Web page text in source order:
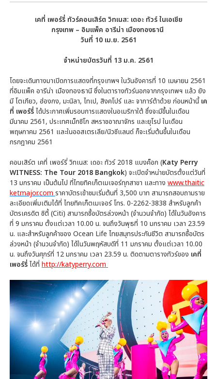
เคที่ เพอร์รี่ ทัวร์คอนเสิร์ต วิทเนส: เดอะ ทัวร์ ในเอเชีย
กรุงเทพ – อิมแพ็ค อารีน่า เมืองทองธานี
วันที่ 10 เม.ย. 2561
จำหน่ายบัตรวันที่ 13 ม.ค. 2561
โดยจะเดินทางมาเปิดการแสดงที่กรุงเทพฯ ในวันอังคารที่ 10 เมษายน 2561
ที่อิมแพ็ค อารีน่า เมืองทองธานี ซึ่งในตารางทัวร์นอกจากกรุงเทพฯ แล้ว ยัง
มี โตเกียว, ฮ่องกง, มะนิลา, ไทเป, สิงคโปร์ และ จาการ์ต้าด้วย ก่อนหน้านี้เค
ที่ เพอร์รี่ได้ประกาศเพิ่มรอบการแสดงในอเมริกาใต้ ซึ่งจะมีขึ้นในเดือน
มีนาคม 2561, ประเทศเม็กซิโก สหราชอาณาจักร และยุโรป ในเดือน
พฤษภาคม 2561 และในออสเตรเลีย/นิวซีแลนด์ ก็จะเริ่มต้นขึ้นในเดือน
กรกฎาคม 2561
คอนเสิร์ต เคที่ เพอร์รี่ วิทเนส: เดอะ ทัวร์ 2018 แบงค็อก (Katy Perry
WITNESS: The Tour 2018 Bangkok) จะเปิดจำหน่ายบัตรตั้งแต่วันที่
13 มกราคม เป็นต้นไป ที่ไทยทิคเก็ตเมเจอร์ทุกสาขา และทาง www.thaitic
ketmajor.com ราคาบัตรเข้าชมเริ่มต้นที่ 3,500 บาท สามารถสอบถามราย
ละเอียดเพิ่มเติมได้ที่ ไทยทิคเก็ตเมเจอร์ โทร. 0-2262-3838 สำหรับลูกค้า
บัตรเครดิต ซิตี้ (Citi) สามารถซื้อบัตรล่วงหน้า (จำนวนจำกัด) ได้ในวันอังคาร
ที่ 9 มกราคม ตั้งแต่เวลา 10.00 น. จนถึงวันพุธที่ 10 มกราคม เวลา 23.59
น. และสำหรับลูกค้าของ Ocean Life ไทยสมุทรประกันชีวิต สามารถซื้อบัตร
ล่วงหน้า (จำนวนจำกัด) ได้ในวันพฤหัสบดีที่ 11 มกราคม ตั้งแต่เวลา 10.00
น. จนถึงวันศุกร์ที่ 12 มกราคม เวลา 23.59 น. ติดตามตารางทัวร์ของ เคที่
เพอร์รี่ได้ที่ http://katyperry.com